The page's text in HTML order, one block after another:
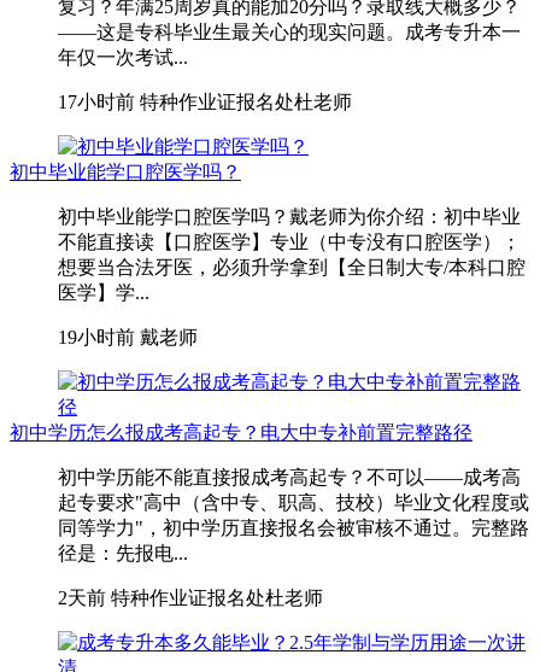
复习？年满25周岁真的能加20分吗？录取线大概多少？
——这是专科毕业生最关心的现实问题。成考专升本一
年仅一次考试...
17小时前 特种作业证报名处杜老师
初中毕业能学口腔医学吗？
初中毕业能学口腔医学吗？戴老师为你介绍：初中毕业
不能直接读【口腔医学】专业（中专没有口腔医学）；
想要当合法牙医，必须升学拿到【全日制大专/本科口腔
医学】学...
19小时前 戴老师
初中学历怎么报成考高起专？电大中专补前置完整路径
初中学历能不能直接报成考高起专？不可以——成考高
起专要求"高中（含中专、职高、技校）毕业文化程度或
同等学力"，初中学历直接报名会被审核不通过。完整路
径是：先报电...
2天前 特种作业证报名处杜老师